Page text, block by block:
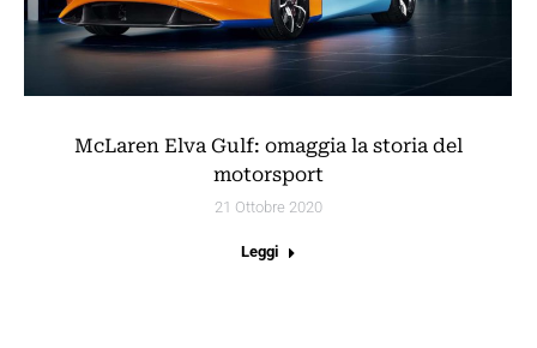
McLaren Elva Gulf: omaggia la storia del
motorsport
21 Ottobre 2020
Leggi